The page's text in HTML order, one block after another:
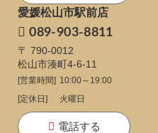
愛媛松山市駅前店
089-903-8811
〒 790-0012
松山市湊町4-6-11
[営業時間] 10:00～19:00
[定休日]
火曜日
電話する